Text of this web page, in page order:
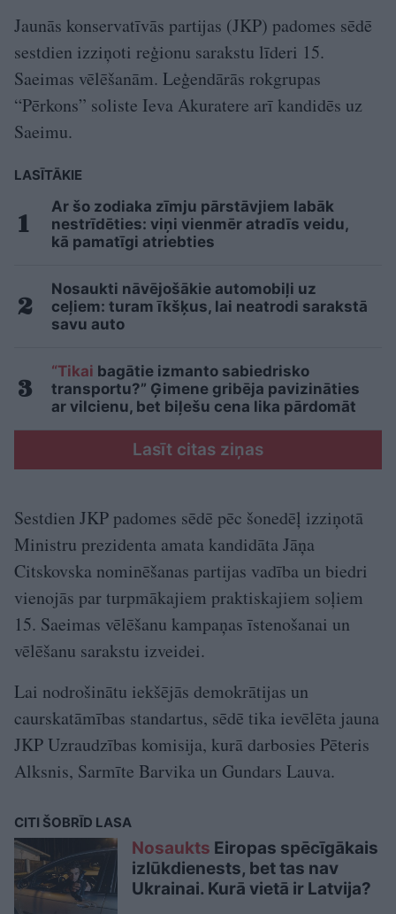
Jaunās konservatīvās partijas (JKP) padomes sēdē
sestdien izziņoti reģionu sarakstu līderi 15.
Saeimas vēlēšanām. Leģendārās rokgrupas
“Pērkons” soliste Ieva Akuratere arī kandidēs uz
Saeimu.
LASĪTĀKIE
Ar šo zodiaka zīmju pārstāvjiem labāk
nestrīdēties: viņi vienmēr atradīs veidu,
kā pamatīgi atriebties
Nosaukti nāvējošākie automobiļi uz
ceļiem: turam īkšķus, lai neatrodi sarakstā
savu auto
“Tikai bagātie izmanto sabiedrisko
transportu?” Ģimene gribēja pavizināties
ar vilcienu, bet biļešu cena lika pārdomāt
Lasīt citas ziņas
Sestdien JKP padomes sēdē pēc šonedēļ izziņotā
Ministru prezidenta amata kandidāta Jāņa
Citskovska nominēšanas partijas vadība un biedri
vienojās par turpmākajiem praktiskajiem soļiem
15. Saeimas vēlēšanu kampaņas īstenošanai un
vēlēšanu sarakstu izveidei.
Lai nodrošinātu iekšējās demokrātijas un
caurskatāmības standartus, sēdē tika ievēlēta jauna
JKP Uzraudzības komisija, kurā darbosies Pēteris
Alksnis, Sarmīte Barvika un Gundars Lauva.
CITI ŠOBRĪD LASA
Nosaukts Eiropas spēcīgākais
izlūkdienests, bet tas nav
Ukrainai. Kurā vietā ir Latvija?